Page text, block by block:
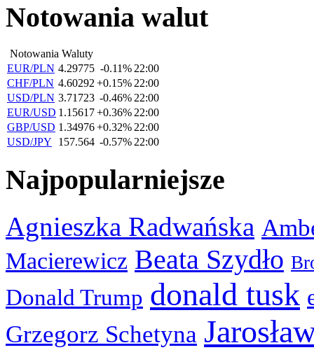
Notowania walut
Notowania Waluty
EUR/PLN 4.29775 -0.11% 22:00
CHF/PLN 4.60292 +0.15% 22:00
USD/PLN 3.71723 -0.46% 22:00
EUR/USD 1.15617+0.36% 22:00
GBP/USD 1.34976+0.32% 22:00
USD/JPY
157.564 -0.57% 22:00
Najpopularniejsze
Agnieszka Radwańska
Macierewicz Beata Szydło
Donald Trump donald tusk
Grzegorz Schetyna